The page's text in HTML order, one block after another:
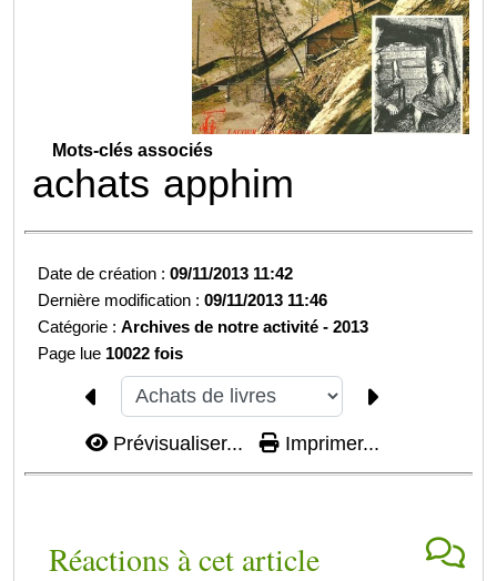
Mots-clés associés
achats apphim
Date de création :09/11/2013 11:42
Dernière modification :09/11/2013 11:46
Catégorie :Archives de notre activité -2013
Page lue 10022 fois
Prévisualiser... Imprimer...
Réactions à cet article